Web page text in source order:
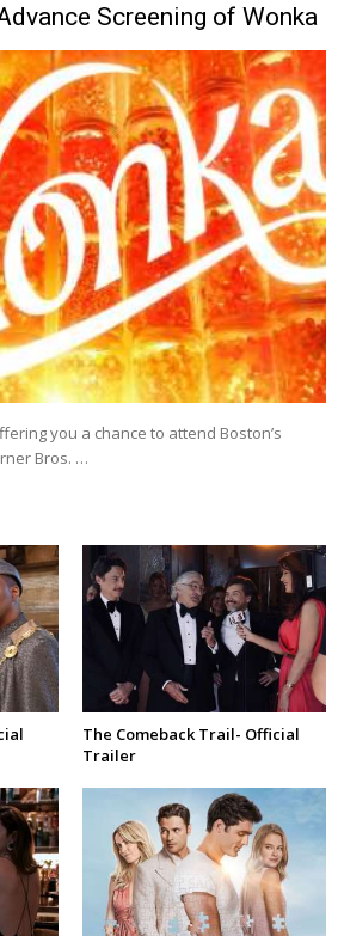
Screening of Wonka
you a chance to attend Boston’s
Bros. …
The Comeback Trail- Official
Trailer